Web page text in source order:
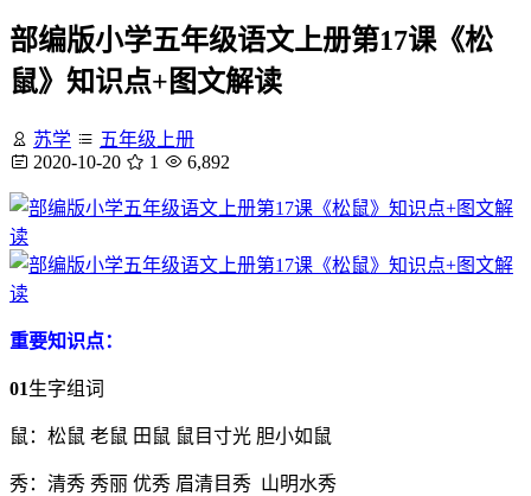
部编版小学五年级语文上册第17课《松
鼠》知识点+图文解读
苏学
五年级上册
2020-10-20
1 6,892
重要知识点：
01生字组词
鼠：松鼠 老鼠 田鼠 鼠目寸光 胆小如鼠
秀：清秀 秀丽 优秀 眉清目秀 山明水秀